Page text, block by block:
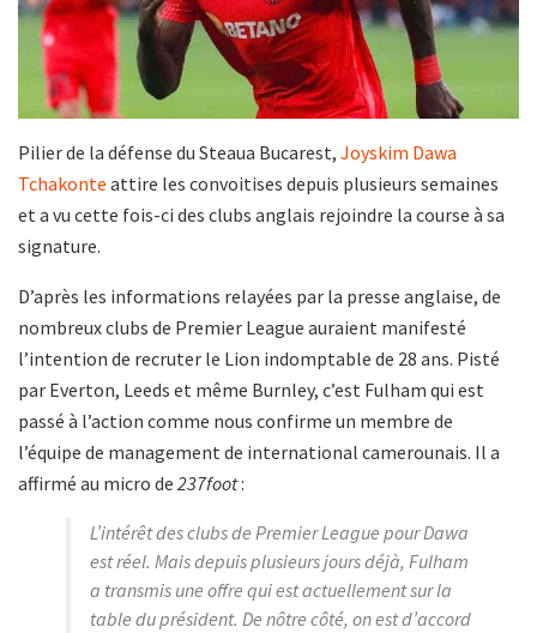
Pilier de la défense du Steaua Bucarest, Joyskim Dawa
Tchakonte attire les convoitises depuis plusieurs semaines
et a vu cette fois-ci des clubs anglais rejoindre la course à sa
signature.
D’après les informations relayées par la presse anglaise, de
nombreux clubs de Premier League auraient manifesté
l’intention de recruter le Lion indomptable de 28 ans. Pisté
par Everton, Leeds et même Burnley, c’est Fulham qui est
passé à l’action comme nous confirme un membre de
l’équipe de management de international camerounais. Il a
affirmé au micro de 237foot:
L’intérêt des clubs de Premier League pour Dawa
est réel. Mais depuis plusieurs jours déjà, Fulham
a transmis une offre qui est actuellement sur la
table du président. De nôtre côté, on est d’accord